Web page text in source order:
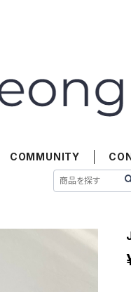
COMMUNITY